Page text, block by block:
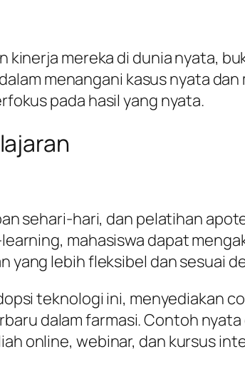
kinerja mereka di dunia nyata,
menangani kasus nyata
pada hasil yang nyata.
sehari-hari, dan pelatihan
mahasiswa dapat
yang lebih fleksibel dan sesuai
teknologi ini, menyediakan
dalam farmasi. Contoh
online, webinar, dan kursus